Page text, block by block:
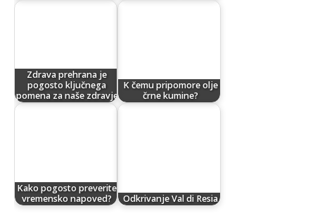
Zdrava prehrana je
pogosto ključnega
pomena za naše zdravje
K čemu pripomore olje
črne kumine?
Kako pogosto preverite
vremensko napoved?
Odkrivanje Val di Resia